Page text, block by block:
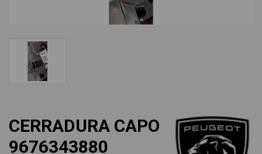
CERRADURA CAPO
9676343880